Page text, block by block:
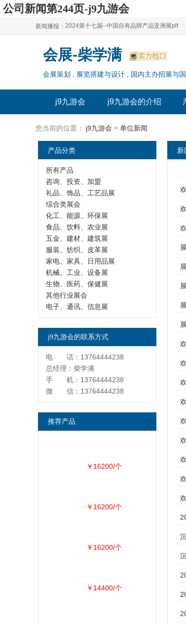
公司新闻第244页-j9九游会
新闻播报：
2024上海自有品牌展--百货展|食品展 零售展
2024全球自有--品牌产品亚洲展（plf）
2024上海自有品牌展--2024上海oem 贴牌代
2024第十七届--中国自有品牌产品亚洲展plf
2024全球自有--品牌产品亚洲展（plf）
2024年上海--第17届自有品牌展
会展-柴学满
会展策划 , 展览搭建与设计 , 国内主办招展与
j9九游会 j9九游会的介绍
您当前的位置： j9九游会 » 单位新闻
新
产品分类
所有产品
咨询、投资、加盟
礼品、饰品、工艺品展
综合类展会
化工、能源、环保展
食品、饮料、农业展
五金、建材、建筑展
服装、纺织、皮革展
家电、家具、日用品展
机械、工业、设备展
生物、医药、保健展
其他行业展会
电子、通讯、信息展
j9九游会的联系方式
电 话：13764444238
总经理：柴学满
手 机：13764444238
微 信：13764444238
推荐产品
￥16200/个
￥16200/个
￥16200/个
￥14400/个